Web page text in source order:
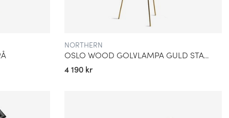
NORTHERN
OSLO WOOD GOLVLAMPA GULD STATIV
4 190 kr